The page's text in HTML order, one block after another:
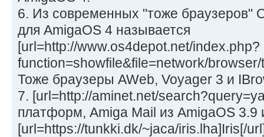
6. Из современных "тоже браузеров"
для AmigaOS 4 называется
[url=http://www.os4depot.net/index.php?
function=showfile&file=network/
Тоже браузеры AWeb, Voyager 3 и
7. [url=http://aminet.net/
платформ, Amiga Mail из AmigaOS 3.9
[url=https://tunkki.dk/~jaca/iris.lha]Iris[/